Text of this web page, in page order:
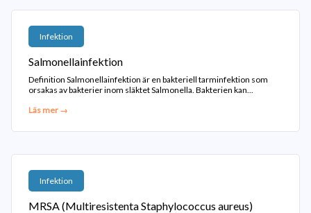
Infektion
Salmonellainfektion
Definition Salmonellainfektion är en bakteriell tarminfektion som
orsakas av bakterier inom släktet Salmonella. Bakterien kan...
Läs mer →
Infektion
MRSA (Multiresistenta Staphylococcus aureus)